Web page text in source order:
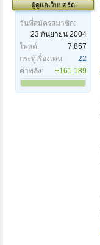
ผู้ดูแลเว็บบอร์ด
วันที่สมัครสมาชิก:
23 กันยายน 2004
โพสต์:
7,857
กระทู้เรื่องเด่น:
22
ค่าพลัง:
+161,189